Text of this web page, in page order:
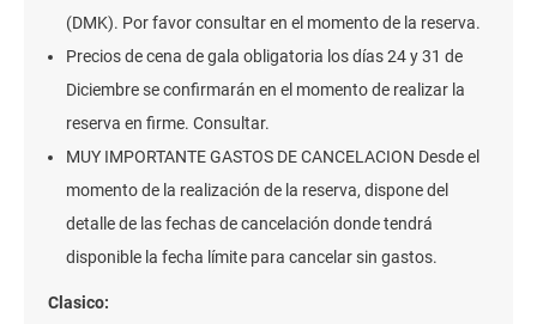
(DMK). Por favor consultar en el momento de la reserva.
Precios de cena de gala obligatoria los días 24 y 31 de
Diciembre se confirmarán en el momento de realizar la
reserva en firme. Consultar.
MUY IMPORTANTE GASTOS DE CANCELACION Desde el
momento de la realización de la reserva, dispone del
detalle de las fechas de cancelación donde tendrá
disponible la fecha límite para cancelar sin gastos.
Clasico: